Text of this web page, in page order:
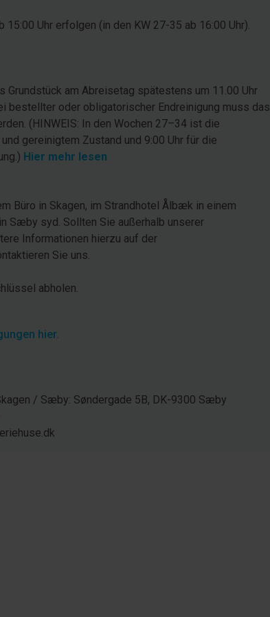
Uhr erfolgen (in den KW 27-35 ab 16:00 Uhr).
Grundstück am Abreisetag spätestens um 11.00 Uhr
bestellter oder obligatorischer Endreinigung muss das
(HINWEIS: In den Wochen 27–34 ist die
gereinigtem Zustand und 9:00 Uhr für die
Hier mehr lesen
Büro in Skagen, im Strandhotel Ålbæk in einem
Sæby syd. Sollten Sie außerhalb unserer
Informationen hierzu auf der
Sie uns.
abholen.
hier.
/ Sæby: Søndergade 5B, DK-9300 Sæby